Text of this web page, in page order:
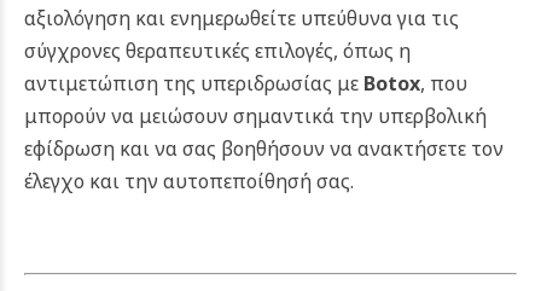
αξιολόγηση και ενημερωθείτε υπεύθυνα για τις
σύγχρονες θεραπευτικές επιλογές, όπως η
αντιμετώπιση της υπεριδρωσίας με Botox, που
μπορούν να μειώσουν σημαντικά την υπερβολική
εφίδρωση και να σας βοηθήσουν να ανακτήσετε τον
έλεγχο και την αυτοπεποίθησή σας.